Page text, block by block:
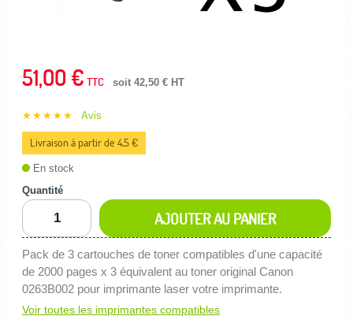
51,00 € TTC soit 42,50 € HT
★★★★★ Avis
Livraison à partir de 4,5 €
En stock
Quantité
AJOUTER AU PANIER
Pack de 3 cartouches de toner compatibles d'une capacité
de 2000 pages x 3 équivalent au toner original Canon
0263B002 pour imprimante laser votre imprimante.
Voir toutes les imprimantes compatibles